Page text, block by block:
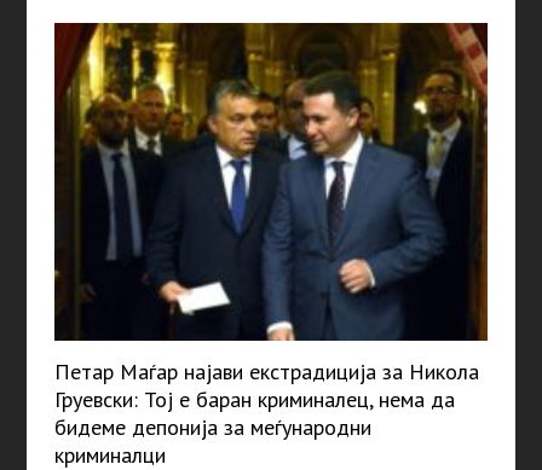
Петар Маѓар најави екстрадиција за Никола
Груевски: Тој е баран криминалец, нема да
бидеме депонија за меѓународни
криминалци